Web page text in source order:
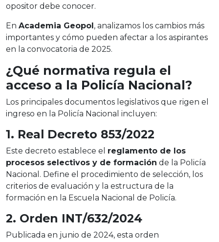
opositor debe conocer.
En Academia Geopol, analizamos los cambios más
importantes y cómo pueden afectar a los aspirantes
en la convocatoria de 2025.
¿Qué normativa regula el
acceso a la Policía Nacional?
Los principales documentos legislativos que rigen el
ingreso en la Policía Nacional incluyen:
1. Real Decreto 853/2022
Este decreto establece el reglamento de los
procesos selectivos y de formación de la Policía
Nacional. Define el procedimiento de selección, los
criterios de evaluación y la estructura de la
formación en la Escuela Nacional de Policía.
2. Orden INT/632/2024
Publicada en junio de 2024, esta orden